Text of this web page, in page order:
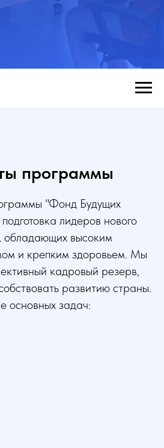
программы
"Фонд Будущих
лидеров нового
обладающих высоким
и крепким здоровьем. Мы
кадровый резерв,
развитию страны.
основных задач: